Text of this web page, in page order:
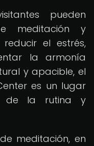
pueden
meditación y
el estrés,
la armonía
y apacible, el
es un lugar
de la rutina y
meditación, en